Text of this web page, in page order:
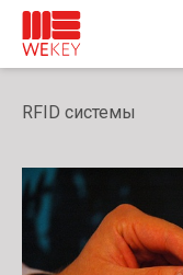
RFID системы